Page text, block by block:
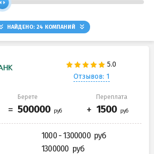
НАЙДЕНО: 24 КОМПАНИЙ
Отзывов: 1
Берете Переплата
1000 - 1300000
1300000